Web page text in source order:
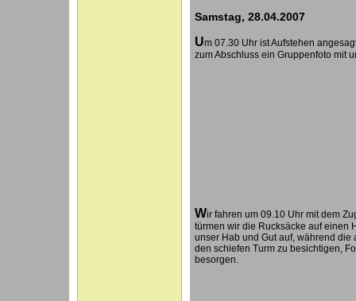
Samstag, 28.04.2007
Um 07.30 Uhr ist Aufstehen
zum Abschluss ein Gruppenfoto mit
Wir fahren um 09.10 Uhr mit dem
türmen wir die Rucksäcke auf einen
unser Hab und Gut auf, während
den schiefen Turm zu besichtigen,
besorgen.